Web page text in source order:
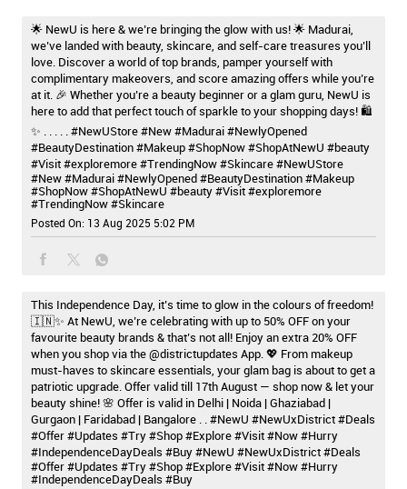
🌟 NewU is here & we’re bringing the glow with us! 🌟 Madurai,
we’ve landed with beauty, skincare, and self-care treasures you’ll
love. Discover a world of top brands, pamper yourself with
complimentary makeovers, and score amazing offers while you’re
at it. 🎉 Whether you’re a beauty beginner or a glam guru, NewU is
here to add that perfect touch of sparkle to your shopping days! 🛍️
✨ . . . . . #NewUStore #New #Madurai #NewlyOpened
#BeautyDestination #Makeup #ShopNow #ShopAtNewU #beauty
#Visit #exploremore #TrendingNow #Skincare#NewUStore
#New#Madurai#NewlyOpened#BeautyDestination#Makeup
#ShopNow#ShopAtNewU#beauty#Visit#exploremore
#TrendingNow#Skincare
Posted On: 13 Aug 2025 5:02 PM
This Independence Day, it’s time to glow in the colours of freedom!
🇮🇳✨ At NewU, we’re celebrating with up to 50% OFF on your
favourite beauty brands & that’s not all! Enjoy an extra 20% OFF
when you shop via the @districtupdates App. 💖 From makeup
must-haves to skincare essentials, your glam bag is about to get a
patriotic upgrade. Offer valid till 17th August — shop now & let your
beauty shine! 🌸 Offer is valid in Delhi | Noida | Ghaziabad |
Gurgaon | Faridabad | Bangalore . . #NewU #NewUxDistrict #Deals
#Offer #Updates #Try #Shop #Explore #Visit #Now #Hurry
#IndependenceDayDeals #Buy#NewU #NewUxDistrict#Deals
#Offer#Updates #Try#Shop#Explore#Visit#Now#Hurry
#IndependenceDayDeals #Buy